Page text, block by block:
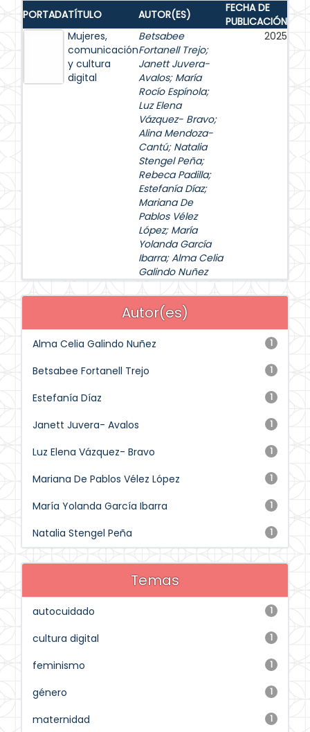
PORTADATÍTULO AUTOR(ES)
FECHA DE
PUBLICACIÓN
Mujeres,
comunicación
y cultura
digital
Betsabee
Fortanell Trejo;
Janett Juvera-
Avalos; María
Rocío Espínola;
Luz Elena
Vázquez- Bravo;
Alina Mendoza-
Cantú; Natalia
Stengel Peña;
Rebeca Padilla;
Estefanía Díaz;
Mariana De
Pablos Vélez
López; María
Yolanda García
Ibarra;Alma Celia
Galindo Nuñez
2025
Autor(es)
1
Alma Celia Galindo Nuñez
1
Betsabee Fortanell Trejo
1
Estefanía Díaz
1
Janett Juvera- Avalos
1
Luz Elena Vázquez- Bravo
1
Mariana De Pablos Vélez López
1
María Yolanda García Ibarra
1
Natalia Stengel Peña
Temas
1
autocuidado
1
cultura digital
1
feminismo
1
género
1
maternidad